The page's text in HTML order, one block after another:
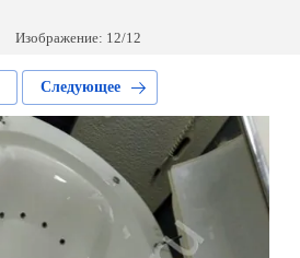
Изображение: 12/12
Следующее